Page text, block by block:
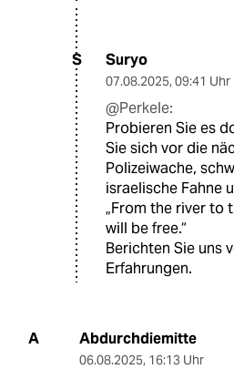
S Suryo
07.08.2025, 09:41 Uhr
@Perkele:
Probieren Sie es
Sie sich vor die
Polizeiwache,
israelische Fahne
„From the river to
will be free.“
Berichten Sie uns
Erfahrungen.
A Abdurchdiemitte
06.08.2025, 16:13 Uhr